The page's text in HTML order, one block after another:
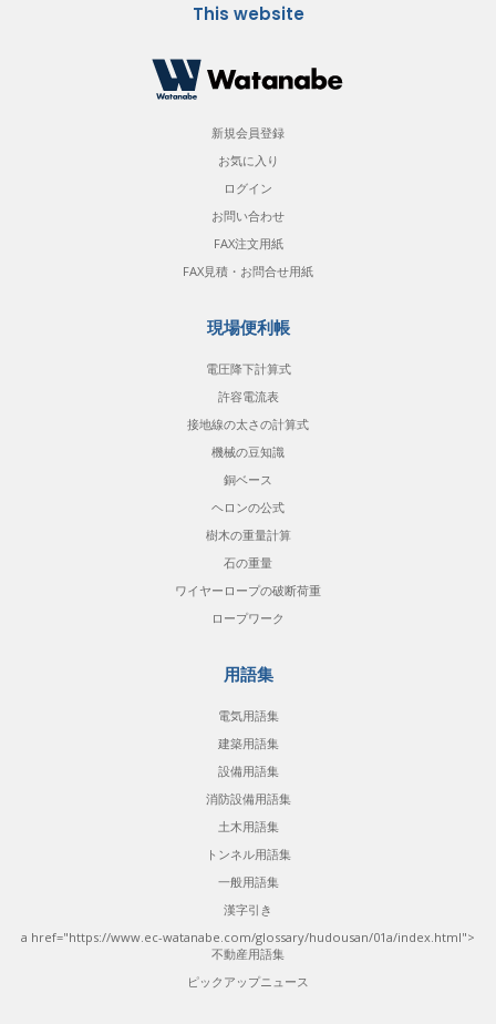
This website
新規会員登録
お気に入り
ログイン
お問い合わせ
FAX注文用紙
FAX見積・お問合せ用紙
現場便利帳
電圧降下計算式
許容電流表
接地線の太さの計算式
機械の豆知識
銅ベース
ヘロンの公式
樹木の重量計算
石の重量
ワイヤーロープの破断荷重
ロープワーク
用語集
電気用語集
建築用語集
設備用語集
消防設備用語集
土木用語集
トンネル用語集
一般用語集
漢字引き
a href="https://www.ec-watanabe.com/glossary/hudousan/01a/index.html">
不動産用語集
ピックアップニュース